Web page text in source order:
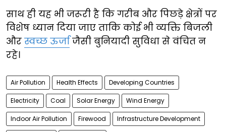
साथ ही यह भी जरूरी है कि गरीब और पिछड़े क्षेत्रों पर
विशेष ध्यान दिया जाए ताकि कोई भी व्यक्ति बिजली
और स्वच्छ ऊर्जाजैसी बुनियादी सुविधा से वंचित न
रहे।
Air Pollution Health Effects Developing Countries
Electricity Coal Solar Energy Wind Energy
Indoor Air Pollution Firewood Infrastructure Development